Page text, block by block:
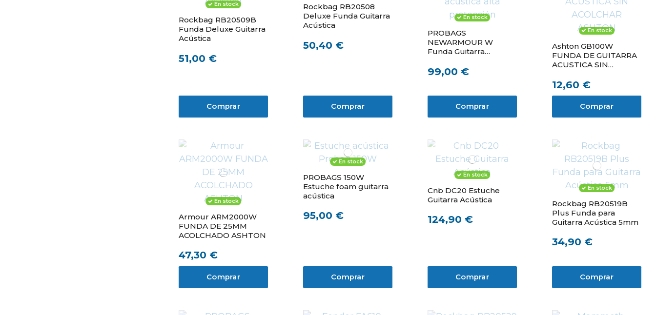
En stock
Rockbag RB20509B
Funda Deluxe Guitarra
Acústica
51,00 €
Comprar
Rockbag RB20508
Deluxe Funda Guitarra
Acústica
50,40 €
Comprar
En stock
PROBAGS
NEWARMOUR W
Funda Guitarra
protección
99,00 €
Comprar
En stock
Ashton GB100W
FUNDA DE GUITARRA
ACUSTICA SIN
12,60 €
Comprar
En stock
Armour ARM2000W
FUNDA DE 25MM
ACOLCHADO ASHTON
47,30 €
Comprar
En stock
PROBAGS 150W
Estuche foam guitarra
acústica
95,00 €
Comprar
En stock
Cnb DC20 Estuche
Guitarra Acústica
124,90 €
Comprar
En stock
Rockbag RB20519B
Plus Funda para
Guitarra Acústica 5mm
34,90 €
Comprar